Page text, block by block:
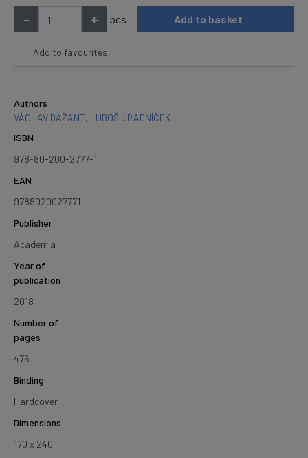
- + pcs Add to basket
Add to favourites
Authors
VÁCLAV BAŽANT, LUBOŠ ÚRADNÍČEK
ISBN
978-80-200-2777-1
EAN
9788020027771
Publisher
Academia
Year of
publication
2018
Number of
pages
476
Binding
Hardcover
Dimensions
170 x 240